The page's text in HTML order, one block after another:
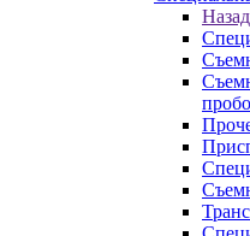
Назад